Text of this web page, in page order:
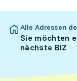
Alle Adressen
Sie möchten
nächste BIZ